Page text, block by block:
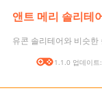
앤트 메리 솔리테
유콘 솔리테어와 비슷
버전: 1.1.0 업데이